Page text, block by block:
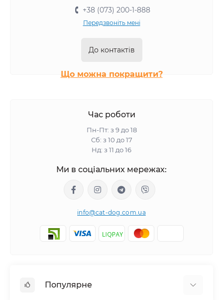
+38 (073) 200-1-888
Передзвоніть мені
До контактів
Що можна покращити?
Час роботи
Пн-Пт: з 9 до 18
Сб: з 10 до 17
Нд: з 11 до 16
Ми в соціальних мережах:
info@cat-dog.com.ua
Популярне